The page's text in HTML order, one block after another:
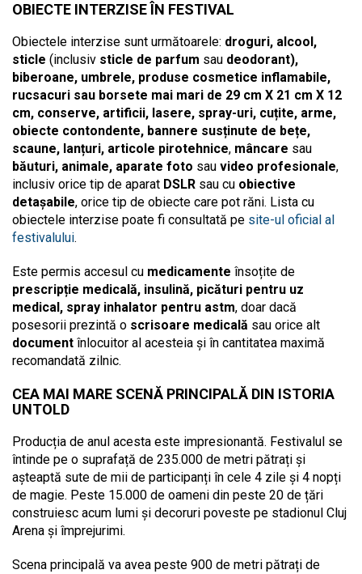
OBIECTE INTERZISE ÎN FESTIVAL
Obiectele interzise sunt următoarele: droguri, alcool,
sticle (inclusiv sticle de parfum sau deodorant),
biberoane, umbrele, produse cosmetice inflamabile,
rucsacuri sau borsete mai mari de 29 cm X 21 cm X 12
cm, conserve, artificii, lasere, spray-uri, cuțite, arme,
obiecte contondente, bannere susținute de bețe,
scaune, lanțuri, articole pirotehnice, mâncare sau
băuturi, animale, aparate foto sau video profesionale,
inclusiv orice tip de aparat DSLR sau cu obiective
detașabile, orice tip de obiecte care pot răni. Lista cu
obiectele interzise poate fi consultată pe site-ul oficial al
festivalului.
Este permis accesul cu medicamente însoțite de
prescripție medicală, insulină, picături pentru uz
medical, spray inhalator pentru astm, doar dacă
posesorii prezintă o scrisoare medicală sau orice alt
document înlocuitor al acesteia și în cantitatea maximă
recomandată zilnic.
CEA MAI MARE SCENĂ PRINCIPALĂ DIN ISTORIA
UNTOLD
Producția de anul acesta este impresionantă. Festivalul se
întinde pe o suprafață de 235.000 de metri pătrați și
așteaptă sute de mii de participanți în cele 4 zile și 4 nopți
de magie. Peste 15.000 de oameni din peste 20 de țări
construiesc acum lumi și decoruri poveste pe stadionul Cluj
Arena și împrejurimi.
Scena principală va avea peste 900 de metri pătrați de